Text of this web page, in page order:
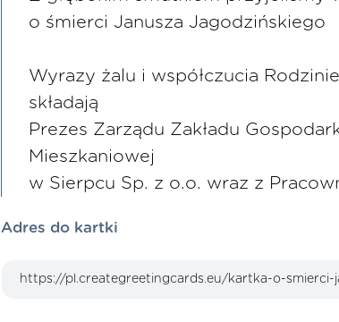
o śmierci Janusza Jagodzińskiego
Wyrazy żalu i współczucia
składają
Prezes Zarządu Zakładu
Mieszkaniowej
w Sierpcu Sp. z o.o. wraz z
Adres do kartki